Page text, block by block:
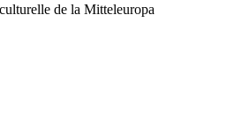
de la Mitteleuropa